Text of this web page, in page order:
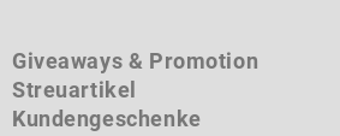
Giveaways & Promotion
Streuartikel
Kundengeschenke